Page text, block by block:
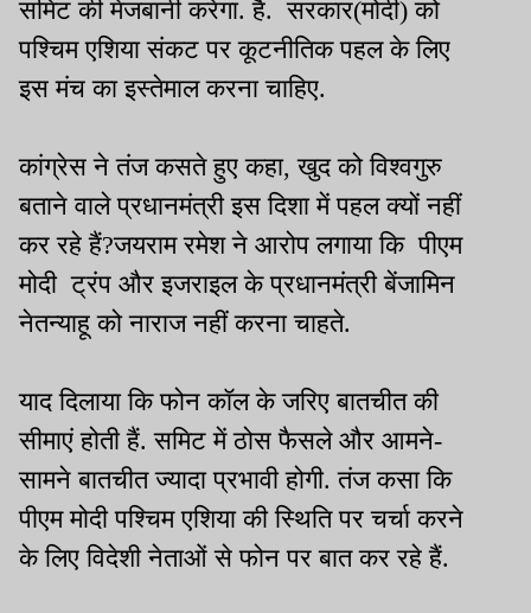
समिट की मेजबानी करेगा. है. सरकार(मोदी) को
पश्चिम एशिया संकट पर कूटनीतिक पहल के लिए
इस मंच का इस्तेमाल करना चाहिए.
कांग्रेस ने तंज कसते हुए कहा, खुद को विश्वगुरु
बताने वाले प्रधानमंत्री इस दिशा में पहल क्यों नहीं
कर रहे हैं?जयराम रमेश ने आरोप लगाया कि पीएम
मोदी ट्रंप और इजराइल के प्रधानमंत्री बेंजामिन
नेतन्याहू को नाराज नहीं करना चाहते.
याद दिलाया कि फोन कॉल के जरिए बातचीत की
सीमाएं होती हैं. समिट में ठोस फैसले और आमने-
सामने बातचीत ज्यादा प्रभावी होगी. तंज कसा कि
पीएम मोदी पश्चिम एशिया की स्थिति पर चर्चा करने
के लिए विदेशी नेताओं से फोन पर बात कर रहे हैं.